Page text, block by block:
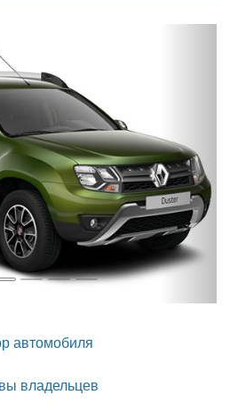
автомобиля
владельцев